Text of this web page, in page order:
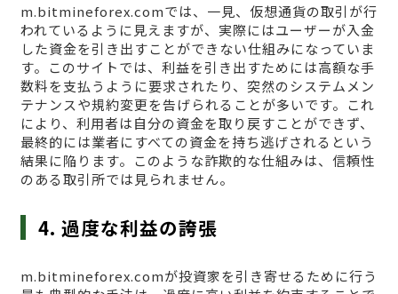
m.bitmineforex.comでは、一見、仮想通貨の取引が行
われているように見えますが、実際にはユーザーが入金
した資金を引き出すことができない仕組みになっていま
す。このサイトでは、利益を引き出すためには高額な手
数料を支払うように要求されたり、突然のシステムメン
テナンスや規約変更を告げられることが多いです。これ
により、利用者は自分の資金を取り戻すことができず、
最終的には業者にすべての資金を持ち逃げされるという
結果に陥ります。このような詐欺的な仕組みは、信頼性
のある取引所では見られません。
4. 過度な利益の誇張
m.bitmineforex.comが投資家を引き寄せるために行う